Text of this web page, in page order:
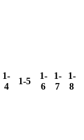
1-
4
1-5
1-
6
1-
7
1-
8